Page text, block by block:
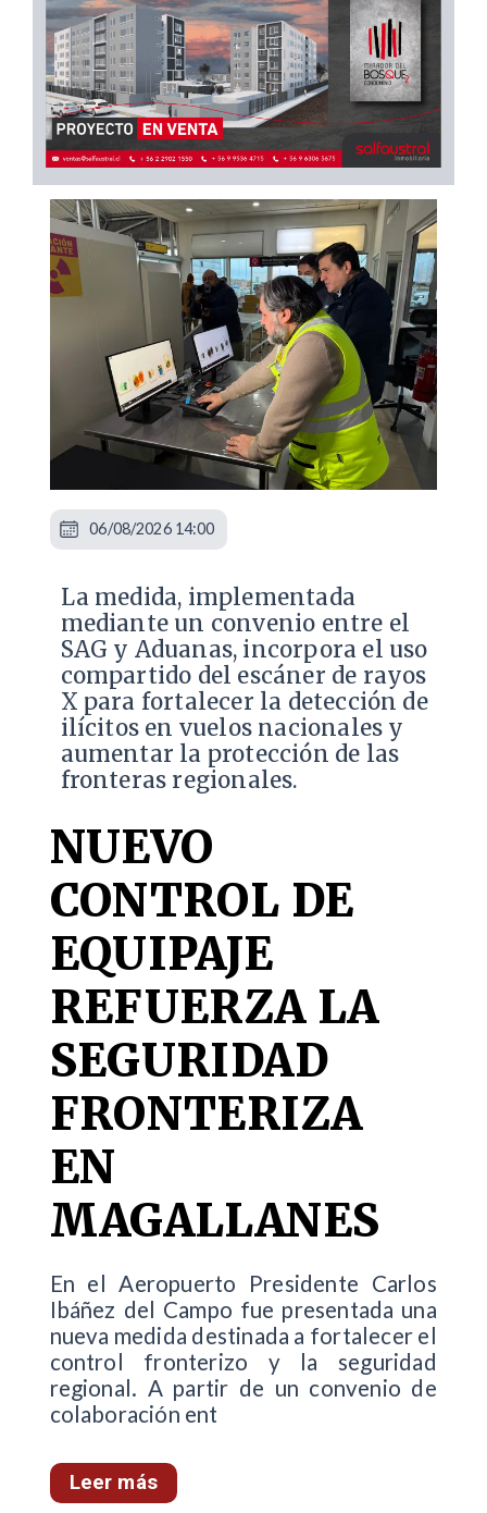
La medida, implementada
mediante un convenio entre el
SAG y Aduanas, incorpora el uso
compartido del escáner de rayos
X para fortalecer la detección de
ilícitos en vuelos nacionales y
aumentar la protección de las
fronteras regionales.
NUEVO
CONTROL DE
EQUIPAJE
REFUERZA LA
SEGURIDAD
FRONTERIZA
EN
MAGALLANES
En el Aeropuerto Presidente Carlos
Ibáñez del Campo fue presentada una
nueva medida destinada a fortalecer el
control fronterizo y la seguridad
regional. A partir de un convenio de
colaboración ent
Leer más
06/08/2026 14:00